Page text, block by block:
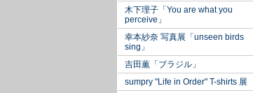
木下理子「You are what you
perceive」
幸本紗奈 写真展「unseen birds
sing」
吉田薫「ブラジル」
sumpry "Life in Order" T-shirts 展